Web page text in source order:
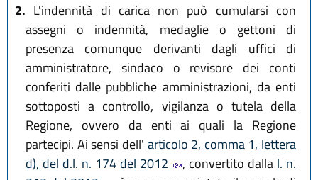
2. L'indennità di carica non può cumularsi con
assegni o indennità, medaglie o gettoni di
presenza comunque derivanti dagli uffici di
amministratore, sindaco o revisore dei conti
conferiti dalle pubbliche amministrazioni, da enti
sottoposti a controllo, vigilanza o tutela della
Regione, ovvero da enti ai quali la Regione
partecipi. Ai sensi dell' articolo 2, comma 1, lettera
d), del d.l. n. 174 del 2012
, convertito dalla l. n.